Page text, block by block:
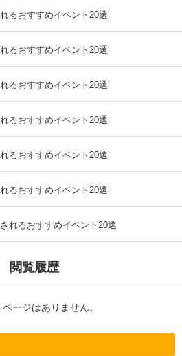
るおすすめイベント20選
るおすすめイベント20選
るおすすめイベント20選
るおすすめイベント20選
るおすすめイベント20選
るおすすめイベント20選
れるおすすめイベント20選
閲覧履歴
ージはありません。